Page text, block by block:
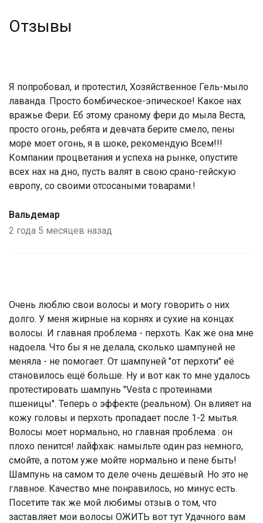
Отзывы
Я попробовал, и протестил, Хозяйственное Гель-мыло
лаванда. Просто бомбическое-эпическое! Какое нах
вражье Фери. Еб этому сраному фери до мыла Веста,
просто огонь, ребята и девчата берите смело, пены
море моет огонь, я в шоке, рекомендую Всем!!!
Компании процветания и успеха на рынке, опустите
всех нах на дно, пусть валят в свою срано-гейскую
европу, со своими отсосаными товарами.!
Вальдемар
2 года 5 месяцев назад
Очень люблю свои волосы и могу говорить о них
долго. У меня жирные на корнях и сухие на концах
волосы. И главная проблема - перхоть. Как же она мне
надоела. Что бы я не делала, сколько шампуней не
меняла - не помогает. От шампуней "от перхоти" её
становилось ещё больше. Ну и вот как то мне удалось
протестировать шампунь "Vesta с протеинами
пшеницы". Теперь о эффекте (реальном). Он влияет на
кожу головы и перхоть пропадает после 1-2 мытья.
Волосы моет нормально, но главная проблема : он
плохо пенится! лайфхак: намыльте один раз немного,
смойте, а потом уже мойте нормально и пене быть!
Шампунь на самом то деле очень дешёвый. Но это не
главное. Качество мне понравилось, но минус есть.
Посетите так же мой любимы отзыв о том, что
заставляет мои волосы ОЖИТЬ вот тут Удачного вам